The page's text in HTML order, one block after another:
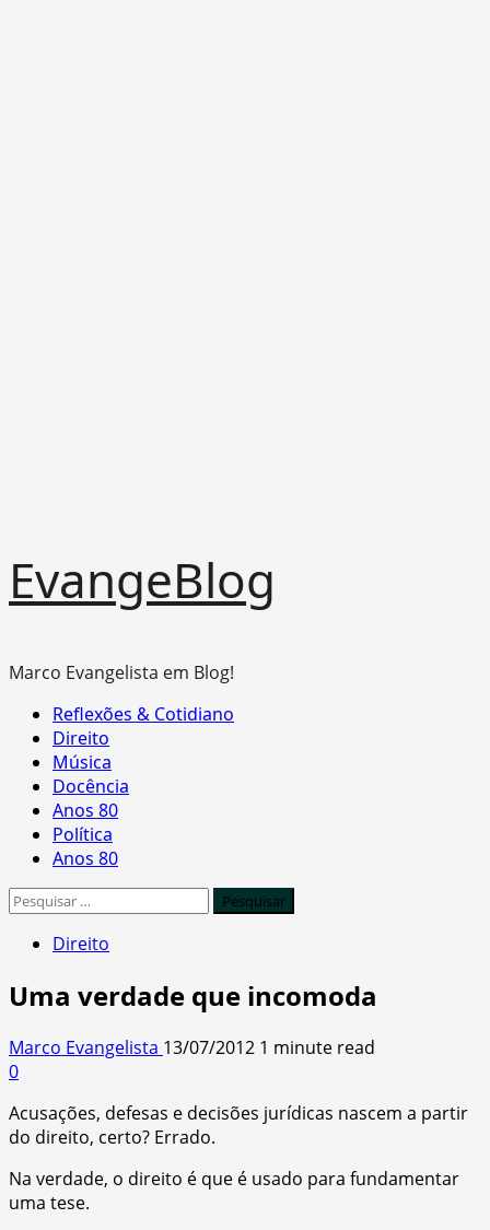
to
content
EvangeBlog
Marco Evangelista em Blog!
Primary
Menu
Reflexões & Cotidiano
Direito
Música
Docência
Anos 80
Política
Anos 80
Pesquisar
Direito
Uma verdade que incomoda
Marco Evangelista 13/07/2012 1 minute read
0
Acusações, defesas e decisões jurídicas nascem a partir
do direito, certo? Errado.
Na verdade, o direito é que é usado para fundamentar
uma tese.